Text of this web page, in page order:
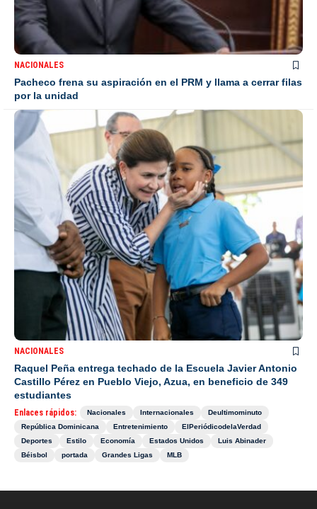
NACIONALES
Pacheco frena su aspiración en el PRM y llama a cerrar filas
por la unidad
NACIONALES
Raquel Peña entrega techado de la Escuela Javier Antonio
Castillo Pérez en Pueblo Viejo, Azua, en beneficio de 349
estudiantes
Enlaces rápidos: Nacionales Internacionales
Deultimominuto
República Dominicana
Entretenimiento
ElPeriódicodelaVerdad
Deportes
Estilo Economía Estados Unidos
Luis Abinader
Béisbol
portada Grandes Ligas MLB